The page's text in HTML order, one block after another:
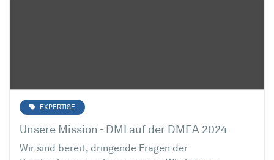
EXPERTISE
Unsere Mission - DMI auf der DMEA 2024
Wir sind bereit, dringende Fragen der